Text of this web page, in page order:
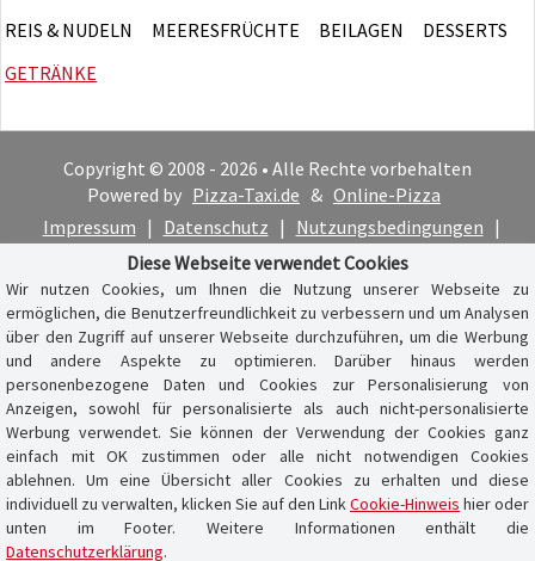
REIS & NUDELN
MEERESFRÜCHTE BEILAGEN
DESSERTS
GETRÄNKE
Copyright © 2008 - 2026 • Alle Rechte vorbehalten
Powered by Pizza-Taxi.de & Online-Pizza
Impressum | Datenschutz | Nutzungsbedingungen |
Cookie-Hinweis
Diese Webseite verwendet Cookies
Wir nutzen Cookies, um Ihnen die Nutzung unserer Webseite zu
ermöglichen, die Benutzerfreundlichkeit zu verbessern und um Analysen
über den Zugriff auf unserer Webseite durchzuführen, um die Werbung
und andere Aspekte zu optimieren. Darüber hinaus werden
personenbezogene Daten und Cookies zur Personalisierung von
Anzeigen, sowohl für personalisierte als auch nicht-personalisierte
Werbung verwendet. Sie können der Verwendung der Cookies ganz
einfach mit OK zustimmen oder alle nicht notwendigen Cookies
ablehnen. Um eine Übersicht aller Cookies zu erhalten und diese
individuell zu verwalten, klicken Sie auf den LinkCookie-Hinweis hier oder
unten im Footer. Weitere Informationen enthält die
Datenschutzerklärung.